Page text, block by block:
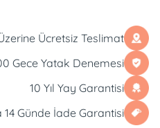
Ücretsiz Teslimat
Gece Yatak Denemesi
10 Yıl Yay Garantisi
14 Günde İade Garantisi